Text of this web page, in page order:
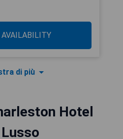
AVAILABILITY
di più
Hotel